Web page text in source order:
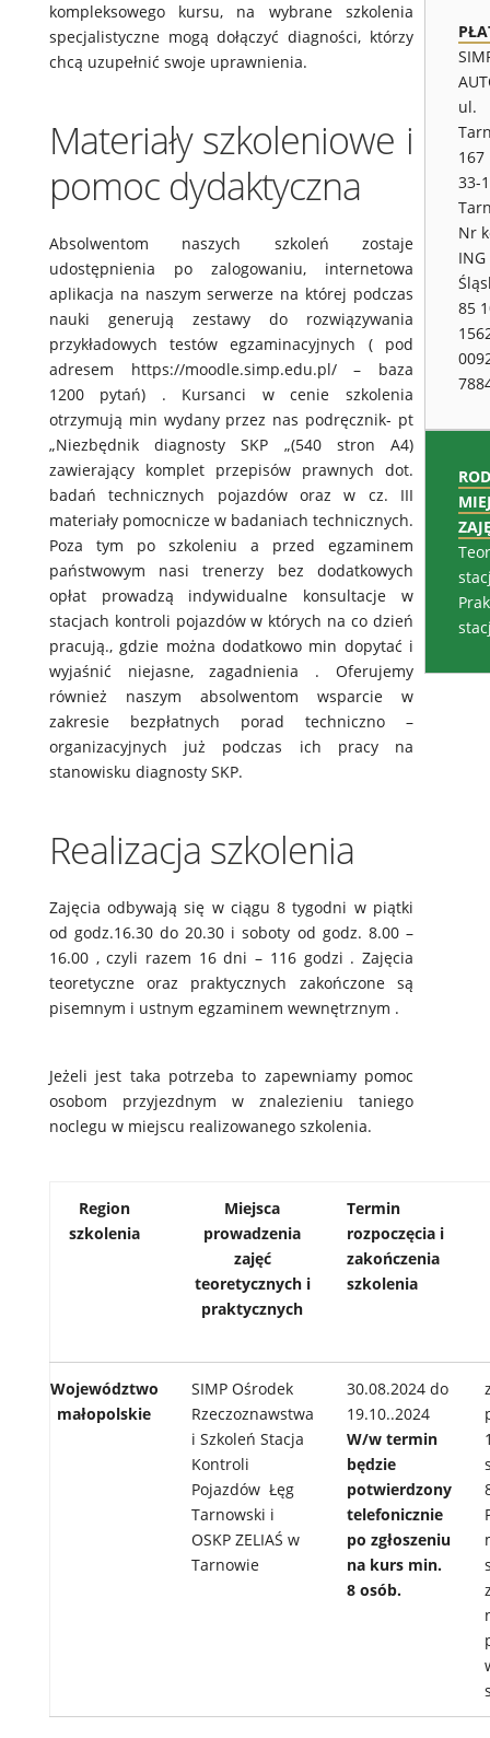
kompleksowego kursu, na wybrane szkolenia
specjalistyczne mogą dołączyć diagności, którzy
chcą uzupełnić swoje uprawnienia.
Materiały szkoleniowe i
pomoc dydaktyczna
Absolwentom naszych szkoleń zostaje
udostępnienia po zalogowaniu, internetowa
aplikacja na naszym serwerze na której podczas
nauki generują zestawy do rozwiązywania
przykładowych testów egzaminacyjnych ( pod
adresem https://moodle.simp.edu.pl/ – baza
1200 pytań) . Kursanci w cenie szkolenia
otrzymują min wydany przez nas podręcznik- pt
„Niezbędnik diagnosty SKP „(540 stron A4)
zawierający komplet przepisów prawnych dot.
badań technicznych pojazdów oraz w cz. III
materiały pomocnicze w badaniach technicznych.
Poza tym po szkoleniu a przed egzaminem
państwowym nasi trenerzy bez dodatkowych
opłat prowadzą indywidualne konsultacje w
stacjach kontroli pojazdów w których na co dzień
pracują., gdzie można dodatkowo min dopytać i
wyjaśnić niejasne, zagadnienia . Oferujemy
również naszym absolwentom wsparcie w
zakresie bezpłatnych porad techniczno –
organizacyjnych już podczas ich pracy na
stanowisku diagnosty SKP.
Realizacja szkolenia
Zajęcia odbywają się w ciągu 8 tygodni w piątki
od godz.16.30 do 20.30 i soboty od godz. 8.00 –
16.00 , czyli razem 16 dni – 116 godzi . Zajęcia
teoretyczne oraz praktycznych zakończone są
pisemnym i ustnym egzaminem wewnętrznym .
Jeżeli jest taka potrzeba to zapewniamy pomoc
osobom przyjezdnym w znalezieniu taniego
noclegu w miejscu realizowanego szkolenia.
Region
szkolenia
Miejsca
prowadzenia
zajęć
teoretycznych i
praktycznych
Termin
rozpoczęcia i
zakończenia
szkolenia
Województwo
małopolskie
SIMP Ośrodek
Rzeczoznawstwa
i Szkoleń Stacja
Kontroli
Pojazdów Łęg
Tarnowski i
OSKP ZELIAŚ w
Tarnowie
30.08.2024 do
19.10..2024
W/w termin
będzie
potwierdzony
telefonicznie
po zgłoszeniu
na kurs min.
8 osób.
ul.
167
33-
Nr
85